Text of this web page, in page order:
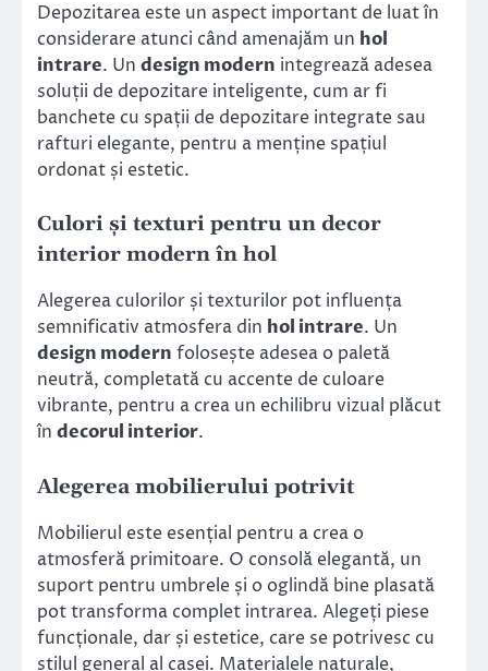
Depozitarea este un aspect important de luat în
considerare atunci când amenajăm un hol
intrare. Un design modern integrează adesea
soluții de depozitare inteligente, cum ar fi
banchete cu spații de depozitare integrate sau
rafturi elegante, pentru a menține spațiul
ordonat și estetic.
Culori și texturi pentru un decor
interior modern în hol
Alegerea culorilor și texturilor pot influența
semnificativ atmosfera din hol intrare. Un
design modern folosește adesea o paletă
neutră, completată cu accente de culoare
vibrante, pentru a crea un echilibru vizual plăcut
în decorul interior.
Alegerea mobilierului potrivit
Mobilierul este esențial pentru a crea o
atmosferă primitoare. O consolă elegantă, un
suport pentru umbrele și o oglindă bine plasată
pot transforma complet intrarea. Alegeți piese
funcționale, dar și estetice, care se potrivesc cu
stilul general al casei. Materialele naturale,